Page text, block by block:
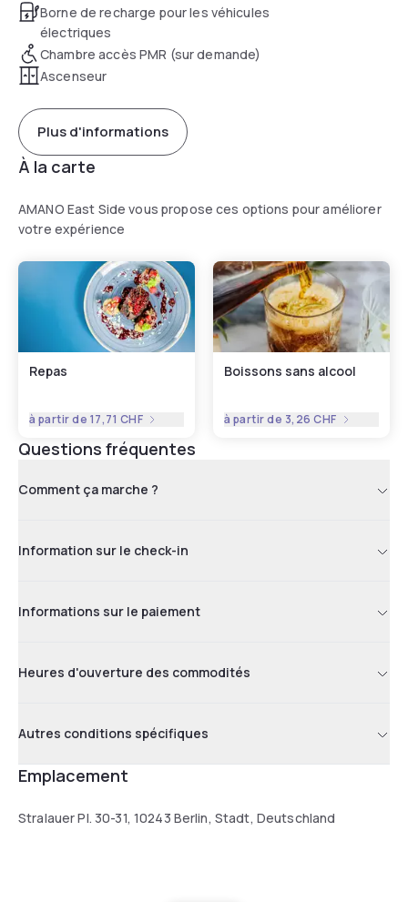
Borne de recharge pour les véhicules
électriques
Chambre accès PMR (sur demande)
Ascenseur
Plus d'informations
À la carte
AMANO East Side vous propose ces options pour améliorer
votre expérience
Repas
à partir de 17,71 CHF
Boissons sans alcool
à partir de 3,26 CHF
Questions fréquentes
Comment ça marche ?
Information sur le check-in
Informations sur le paiement
Heures d'ouverture des commodités
Autres conditions spécifiques
Emplacement
Stralauer Pl. 30-31, 10243 Berlin, Stadt, Deutschland